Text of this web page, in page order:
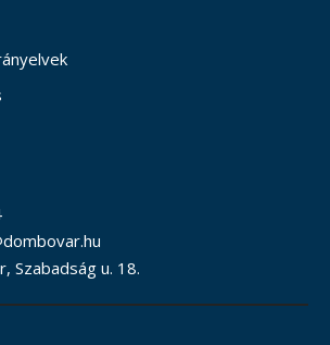
Szabadság u. 18.